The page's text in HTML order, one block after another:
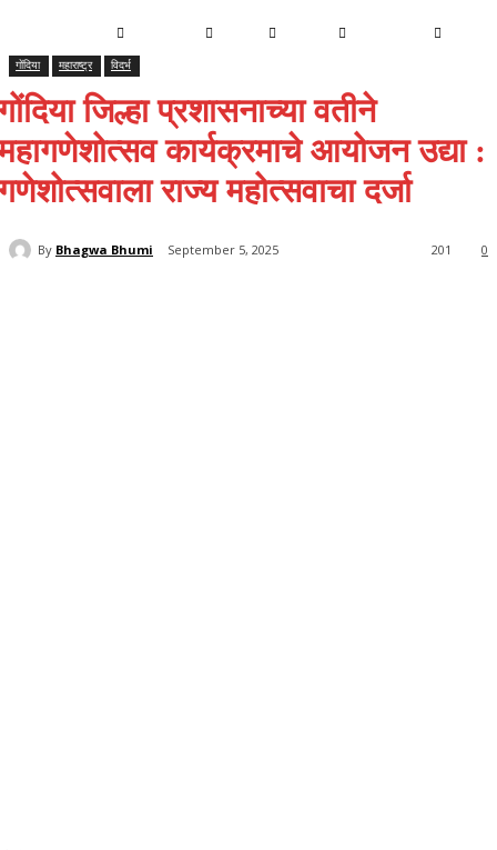
गोंदिया महाराष्ट्र विदर्भ
जिल्हा प्रशासनाच्या वतीने
कार्यक्रमाचे आयोजन उद्या :
राज्य महोत्सवाचा दर्जा
By Bhagwa Bhumi September 5, 2025 0
201